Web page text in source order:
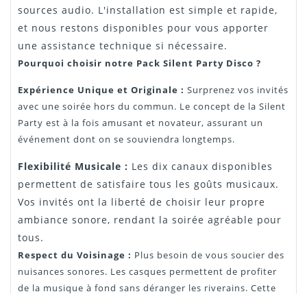
sources audio. L'installation est simple et rapide,
et nous restons disponibles pour vous apporter
une assistance technique si nécessaire.
Pourquoi choisir notre Pack Silent Party Disco ?
Expérience Unique et Originale : Surprenez vos invités
avec une soirée hors du commun. Le concept de la Silent
Party est à la fois amusant et novateur, assurant un
événement dont on se souviendra longtemps.
Flexibilité Musicale : Les dix canaux disponibles
permettent de satisfaire tous les goûts musicaux.
Vos invités ont la liberté de choisir leur propre
ambiance sonore, rendant la soirée agréable pour
tous.
Respect du Voisinage : Plus besoin de vous soucier des
nuisances sonores. Les casques permettent de profiter
de la musique à fond sans déranger les riverains. Cette